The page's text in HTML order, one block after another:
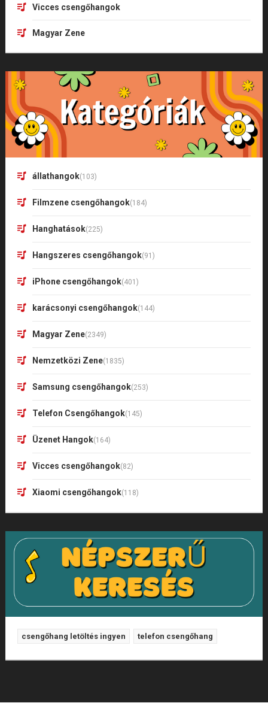
Vicces csengőhangok
Magyar Zene
állathangok(103)
Filmzene csengőhangok(184)
Hanghatások(225)
Hangszeres csengőhangok(91)
iPhone csengőhangok(401)
karácsonyi csengőhangok(144)
Magyar Zene(2349)
Nemzetközi Zene(1835)
Samsung csengőhangok(253)
Telefon Csengőhangok(145)
Üzenet Hangok(164)
Vicces csengőhangok(82)
Xiaomi csengőhangok(118)
csengőhang letöltés ingyen telefon csengőhang